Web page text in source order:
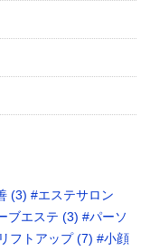
(3) #エステサロン
ブエステ (3) #パーソ
フトアップ(7) #小顔